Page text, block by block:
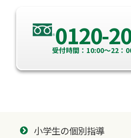
0120-
受付時間：10:00～22：
小学生の個別指導